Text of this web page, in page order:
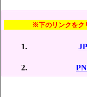
※下のリンクをク